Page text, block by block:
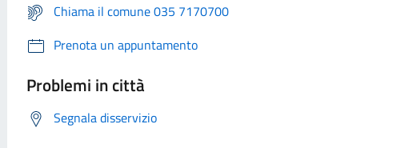
Chiama il comune 035 7170700
Prenota un appuntamento
Problemi in città
Segnala disservizio